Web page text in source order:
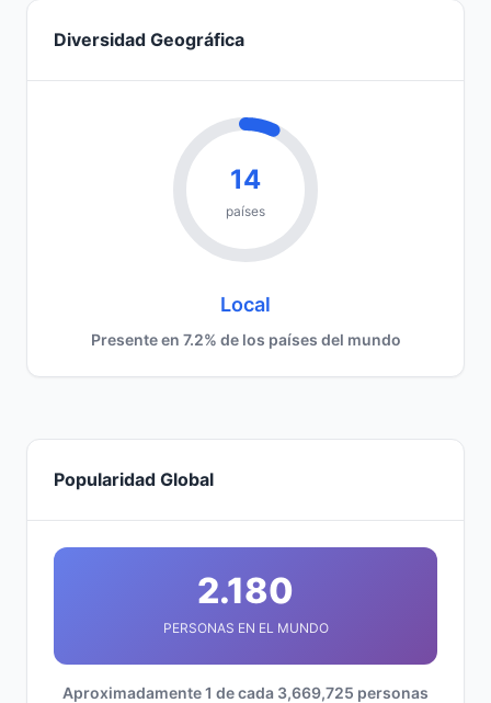
Diversidad Geográfica
14
países
Local
Presente en 7.2% de los países del mundo
Popularidad Global
2.180
PERSONAS EN EL MUNDO
Aproximadamente 1 de cada 3,669,725 personas